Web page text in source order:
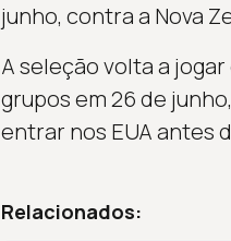
junho, contra a Nova
A seleção volta a
grupos em 26 de
entrar nos EUA antes
Relacionados: